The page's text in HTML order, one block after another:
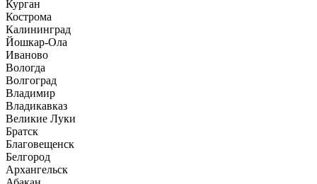
Курган
Кострома
Калининград
Йошкар-Ола
Иваново
Вологда
Волгоград
Владимир
Владикавказ
Великие Луки
Братск
Благовещенск
Белгород
Архангельск